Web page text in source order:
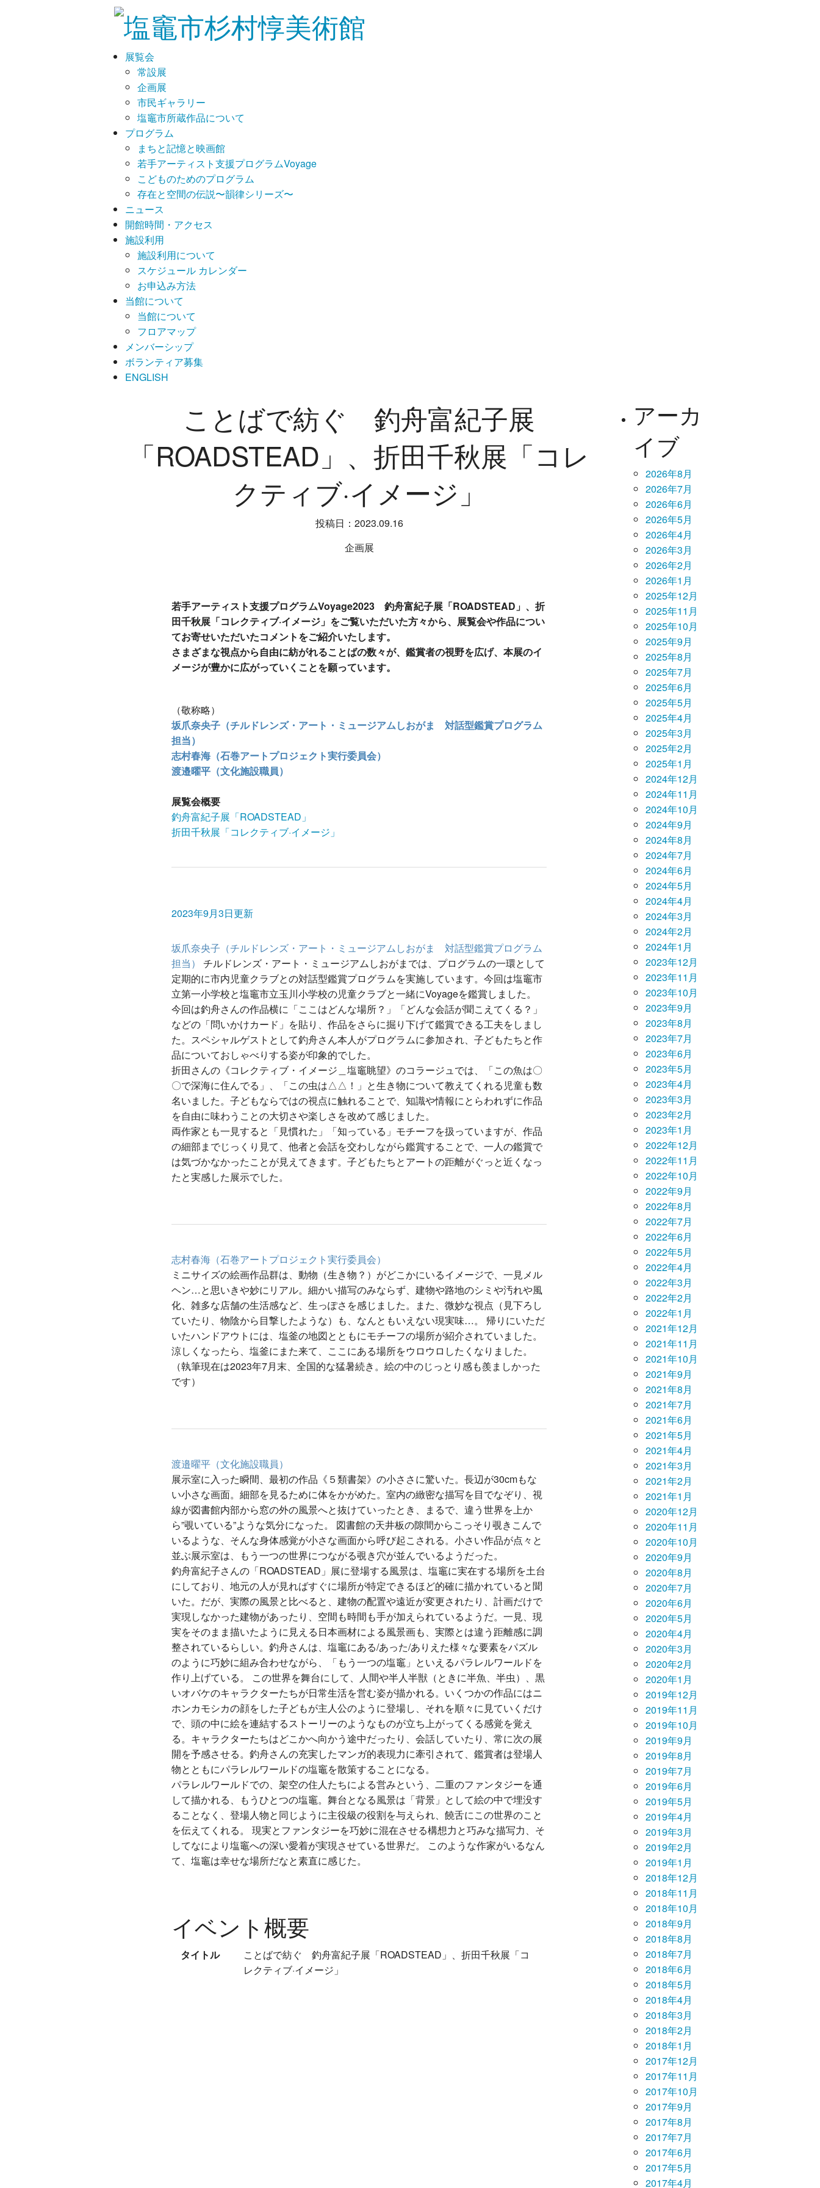
展覧会
常設展
企画展
市民ギャラリー
塩竈市所蔵作品について
プログラム
まちと記憶と映画館
若手アーティスト支援プログラムVoyage
こどものためのプログラム
存在と空間の伝説〜韻律シリーズ〜
ニュース
開館時間・アクセス
施設利用
施設利用について
スケジュール カレンダー
お申込み方法
当館について
当館について
フロアマップ
メンバーシップ
ボランティア募集
ENGLISH
ことばで紡ぐ 釣舟富紀子展
「ROADSTEAD」、折田千秋展「コレ
クティブ·イメージ」
投稿日：2023.09.16
企画展
若手アーティスト支援プログラムVoyage2023 釣舟富紀子展「ROADSTEAD」、折
田千秋展「コレクティブ·イメージ」をご覧いただいた方々から、展覧会や作品につい
てお寄せいただいたコメントをご紹介いたします。
さまざまな視点から自由に紡がれることばの数々が、鑑賞者の視野を広げ、本展のイ
メージが豊かに広がっていくことを願っています。
（敬称略）
坂爪奈央子（チルドレンズ・アート・ミュージアムしおがま 対話型鑑賞プログラム
担当）
志村春海（石巻アートプロジェクト実行委員会）
渡邉曜平（文化施設職員）
展覧会概要
釣舟富紀子展「ROADSTEAD」
折田千秋展「コレクティブ·イメージ」
2023年9月3日更新
坂爪奈央子（チルドレンズ・アート・ミュージアムしおがま 対話型鑑賞プログラム
担当）
チルドレンズ・アート・ミュージアムしおがまでは、プログラムの一環として
定期的に市内児童クラブとの対話型鑑賞プログラムを実施しています。今回は塩竈市
立第一小学校と塩竈市立玉川小学校の児童クラブと一緒にVoyageを鑑賞しました。
今回は釣舟さんの作品横に「ここはどんな場所？」「どんな会話が聞こえてくる？」
などの「問いかけカード」を貼り、作品をさらに掘り下げて鑑賞できる工夫をしまし
た。スペシャルゲストとして釣舟さん本人がプログラムに参加され、子どもたちと作
品についておしゃべりする姿が印象的でした。
折田さんの《コレクティブ・イメージ＿塩竈眺望》のコラージュでは、「この魚は〇
〇で深海に住んでる」、「この虫は△△！」と生き物について教えてくれる児童も数
名いました。子どもならではの視点に触れることで、知識や情報にとらわれずに作品
を自由に味わうことの大切さや楽しさを改めて感じました。
両作家とも一見すると「見慣れた」「知っている」モチーフを扱っていますが、作品
の細部までじっくり見て、他者と会話を交わしながら鑑賞することで、一人の鑑賞で
は気づかなかったことが見えてきます。子どもたちとアートの距離がぐっと近くなっ
たと実感した展示でした。
志村春海（石巻アートプロジェクト実行委員会）
ミニサイズの絵画作品群は、動物（生き物？）がどこかにいるイメージで、一見メル
ヘン…と思いきや妙にリアル。細かい描写のみならず、建物や路地のシミや汚れや風
化、雑多な店舗の生活感など、生っぽさを感じました。また、微妙な視点（見下ろし
ていたり、物陰から目撃したような）も、なんともいえない現実味…。 帰りにいただ
いたハンドアウトには、塩釜の地図とともにモチーフの場所が紹介されていました。
涼しくなったら、塩釜にまた来て、ここにある場所をウロウロしたくなりました。
（執筆現在は2023年7月末、全国的な猛暑続き。絵の中のじっとり感も羨ましかった
です）
渡邉曜平（文化施設職員）
展示室に入った瞬間、最初の作品《５類書架》の小ささに驚いた。長辺が30cmもな
い小さな画面。細部を見るために体をかがめた。室内の緻密な描写を目でなぞり、視
線が図書館内部から窓の外の風景へと抜けていったとき、まるで、違う世界を上か
ら”覗いている”ような気分になった。 図書館の天井板の隙間からこっそり覗きこんで
いるような、そんな身体感覚が小さな画面から呼び起こされる。小さい作品が点々と
並ぶ展示室は、もう一つの世界につながる覗き穴が並んでいるようだった。
釣舟富紀子さんの「ROADSTEAD」展に登場する風景は、塩竈に実在する場所を土台
にしており、地元の人が見ればすぐに場所が特定できるほど的確に描かれていると聞
いた。だが、実際の風景と比べると、建物の配置や遠近が変更されたり、計画だけで
実現しなかった建物があったり、空間も時間も手が加えられているようだ。一見、現
実をそのまま描いたように見える日本画材による風景画も、実際とは違う距離感に調
整されているらしい。釣舟さんは、塩竈にある/あった/ありえた様々な要素をパズル
のように巧妙に組み合わせながら、「もう一つの塩竈」といえるパラレルワールドを
作り上げている。 この世界を舞台にして、人間や半人半獣（ときに半魚、半虫）、黒
いオバケのキャラクターたちが日常生活を営む姿が描かれる。いくつかの作品にはニ
ホンカモシカの顔をした子どもが主人公のように登場し、それを順々に見ていくだけ
で、頭の中に絵を連結するストーリーのようなものが立ち上がってくる感覚を覚え
る。キャラクターたちはどこかへ向かう途中だったり、会話していたり、常に次の展
開を予感させる。釣舟さんの充実したマンガ的表現力に牽引されて、鑑賞者は登場人
物とともにパラレルワールドの塩竈を散策することになる。
パラレルワールドでの、架空の住人たちによる営みという、二重のファンタジーを通
して描かれる、もうひとつの塩竈。舞台となる風景は「背景」として絵の中で埋没す
ることなく、登場人物と同じように主役級の役割を与えられ、饒舌にこの世界のこと
を伝えてくれる。 現実とファンタジーを巧妙に混在させる構想力と巧みな描写力、そ
してなにより塩竈への深い愛着が実現させている世界だ。 このような作家がいるなん
て、塩竈は幸せな場所だなと素直に感じた。
イベント概要
タイトル
ことばで紡ぐ 釣舟富紀子展「ROADSTEAD」、折田千秋展「コ
レクティブ·イメージ」
アーカ
イブ
2026年8月
2026年7月
2026年6月
2026年5月
2026年4月
2026年3月
2026年2月
2026年1月
2025年12月
2025年11月
2025年10月
2025年9月
2025年8月
2025年7月
2025年6月
2025年5月
2025年4月
2025年3月
2025年2月
2025年1月
2024年12月
2024年11月
2024年10月
2024年9月
2024年8月
2024年7月
2024年6月
2024年5月
2024年4月
2024年3月
2024年2月
2024年1月
2023年12月
2023年11月
2023年10月
2023年9月
2023年8月
2023年7月
2023年6月
2023年5月
2023年4月
2023年3月
2023年2月
2023年1月
2022年12月
2022年11月
2022年10月
2022年9月
2022年8月
2022年7月
2022年6月
2022年5月
2022年4月
2022年3月
2022年2月
2022年1月
2021年12月
2021年11月
2021年10月
2021年9月
2021年8月
2021年7月
2021年6月
2021年5月
2021年4月
2021年3月
2021年2月
2021年1月
2020年12月
2020年11月
2020年10月
2020年9月
2020年8月
2020年7月
2020年6月
2020年5月
2020年4月
2020年3月
2020年2月
2020年1月
2019年12月
2019年11月
2019年10月
2019年9月
2019年8月
2019年7月
2019年6月
2019年5月
2019年4月
2019年3月
2019年2月
2019年1月
2018年12月
2018年11月
2018年10月
2018年9月
2018年8月
2018年7月
2018年6月
2018年5月
2018年4月
2018年3月
2018年2月
2018年1月
2017年12月
2017年11月
2017年10月
2017年9月
2017年8月
2017年7月
2017年6月
2017年5月
2017年4月